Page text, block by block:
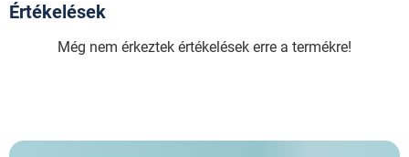
Értékelések
Még nem érkeztek értékelések erre a termékre!